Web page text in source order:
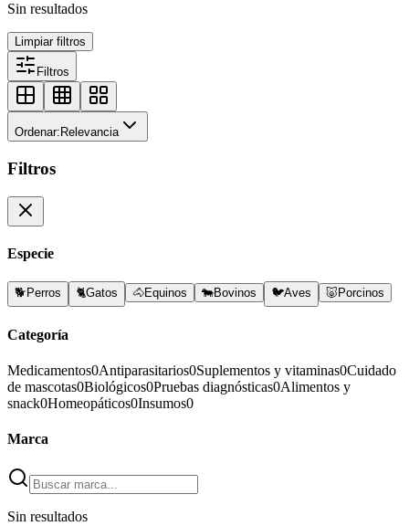
Sin resultados
Limpiar filtros
Filtros
Ordenar: Relevancia
Filtros
Especie
🐕 Perros 🐈Gatos 🐴Equinos 🐄Bovinos 🐦Aves 🐷 Porcinos
Categoría
Medicamentos0Antiparasitarios0Suplementos y vitaminas0Cuidado
de mascotas0Biológicos0Pruebas diagnósticas0Alimentos y
snack0Homeopáticos0Insumos0
Marca
Sin resultados